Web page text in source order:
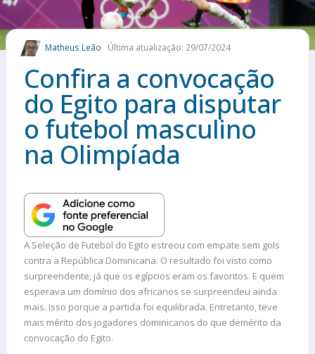
COMO APOSTAR
MAIS ESPORTES
Matheus Leão Última atualização: 29/07/2024
Confira a convocação
do Egito para disputar
o futebol masculino
na Olimpíada
A Seleção de Futebol do Egito estreou com empate sem gols
contra a República Dominicana. O resultado foi visto como
surpreendente, já que os egípcios eram os favoritos. E quem
esperava um domínio dos africanos se surpreendeu ainda
mais. Isso porque a partida foi equilibrada. Entretanto, teve
mais mérito dos jogadores dominicanos do que demérito da
convocação do Egito.